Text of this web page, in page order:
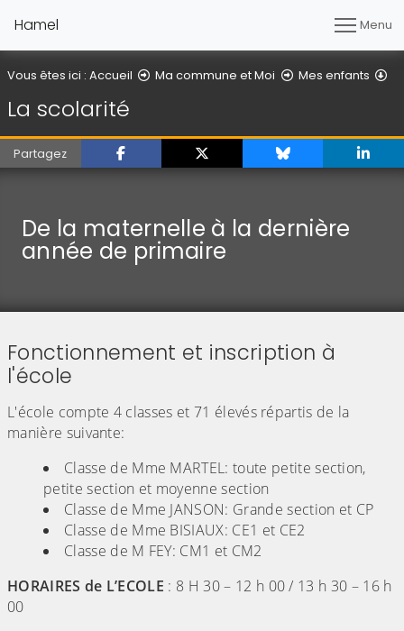
Hamel Menu
Vous êtes ici : Accueil Ma commune et Moi Mes enfants
La scolarité
Partagez
De la maternelle à la dernière
année de primaire
Fonctionnement et inscription à
l'école
L'école compte 4 classes et 71 élevés répartis de la
manière suivante:
Classe de Mme MARTEL: toute petite section,
petite section et moyenne section
Classe de Mme JANSON: Grande section et CP
Classe de Mme BISIAUX: CE1 et CE2
Classe de M FEY: CM1 et CM2
HORAIRES de L’ECOLE : 8 H 30 – 12 h 00 / 13 h 30 – 16 h
00